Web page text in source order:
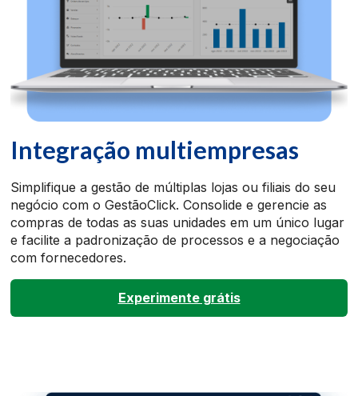
Integração multiempresas
Simplifique a gestão de múltiplas lojas ou filiais do seu
negócio com o GestãoClick. Consolide e gerencie as
compras de todas as suas unidades em um único lugar
e facilite a padronização de processos e a negociação
com fornecedores.
Experimente grátis